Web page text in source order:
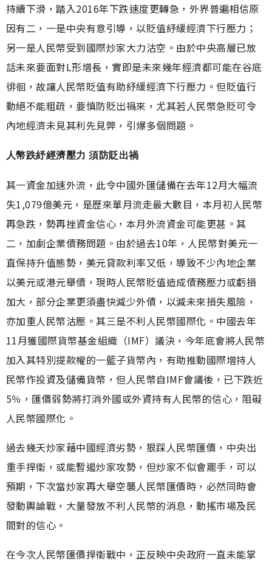
持續下滑，踏入2016年下跌速度更轉急，外界普遍相信原
因有二，一是中央有意引導，以貶值紓緩經濟下行壓力；
另一是人民幣受到國際炒家大力沽空。由於中央高層已放
話未來要面對L形增長，實即是未來幾年經濟都可能在谷底
徘徊，故讓人民幣貶值有助紓緩經濟下行壓力。但貶值行
動絕不能粗疏，要慎防貶出禍來，尤其若人民幣急貶可令
內地經濟未見其利先見弊，引爆多個問題。
人幣跌紓經濟壓力 須防貶出禍
其一資金加速外流，此令中國外匯儲備在去年12月大幅流
失1,079億美元，是歷來單月流走最大數目，本月初人民幣
再急跌，勢再挫資金信心，本月外流資金可能更甚。其
二，加劇企業債務問題。由於過去10年，人民幣對美元一
直保持升值態勢，美元貸款利率又低，導致不少內地企業
以美元或港元舉債，現時人民幣貶值造成債務壓力或虧損
加大，部分企業更須盡快減少外債，以減未來損失風險，
亦加重人民幣沽壓。其三是不利人民幣國際化。中國去年
11月獲國際貨幣基金組織（IMF）議決，今年底會將人民幣
加入其特別提款權的一籃子貨幣內，有助推動國際增持人
民幣作投資及儲備貨幣，但人民幣自IMF會議後，已下跌近
5％，匯價弱勢將打消外國或外資持有人民幣的信心，阻礙
人民幣國際化。
過去幾天炒家藉中國經濟劣勢，狠踩人民幣匯價，中央出
重手捍衞，或能暫遏炒家攻勢，但炒家不似會罷手，可以
預期，下次當炒家再大舉空襲人民幣匯價時，必然同時會
發動輿論戰，大量發放不利人民幣的消息，動搖市場及民
間對的信心。
在今次人民幣匯價捍衞戰中，正反映中央政府一直未能掌